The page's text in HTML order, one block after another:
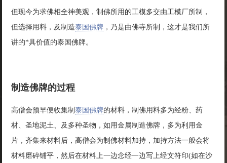
但现今为求佛相全神美观，制佛所用的工模多交由工模厂所制，
但选择用料，及制造泰国佛牌 ，乃是由佛寺所制，这才是我们所
讲的*具价值的泰国佛牌。
制造佛牌的过程
高僧会预早便收集制泰国佛牌的材料，制佛用料多为经粉、药
材、圣地泥土、及多种圣物，如用金属制造佛牌，多为利用金
片，齐集来材料后，高僧会为制佛材料加持，加持方法一般会将
材料磨碎铺平，然后在材料上一边念经一边写上经文符印(如在沙